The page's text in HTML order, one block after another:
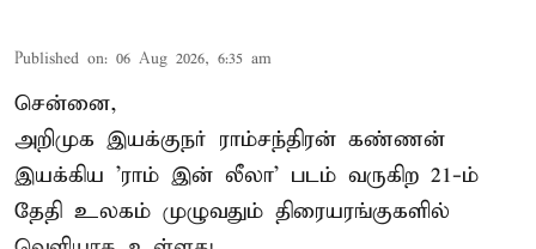
Published on: 06 Aug 2026, 6:35 am
சென்னை,
அறிமுக இயக்குநர் ராம்சந்திரன் கண்ணன்
இயக்கிய 'ராம் இன் லீலா' படம் வருகிற 21-ம்
தேதி உலகம் முழுவதும் திரையரங்குகளில்